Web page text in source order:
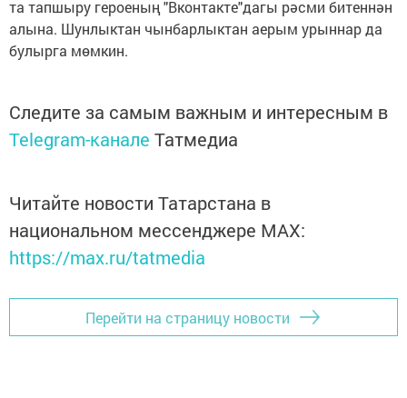
та тапшыру героеның "Вконтакте"дагы рәсми битеннән
алына. Шунлыктан чынбарлыктан аерым урыннар да
булырга мөмкин.
Следите за самым важным и интересным в
Telegram-канале Татмедиа
Читайте новости Татарстана в
национальном мессенджере MАХ:
https://max.ru/tatmedia
Перейти на страницу новости